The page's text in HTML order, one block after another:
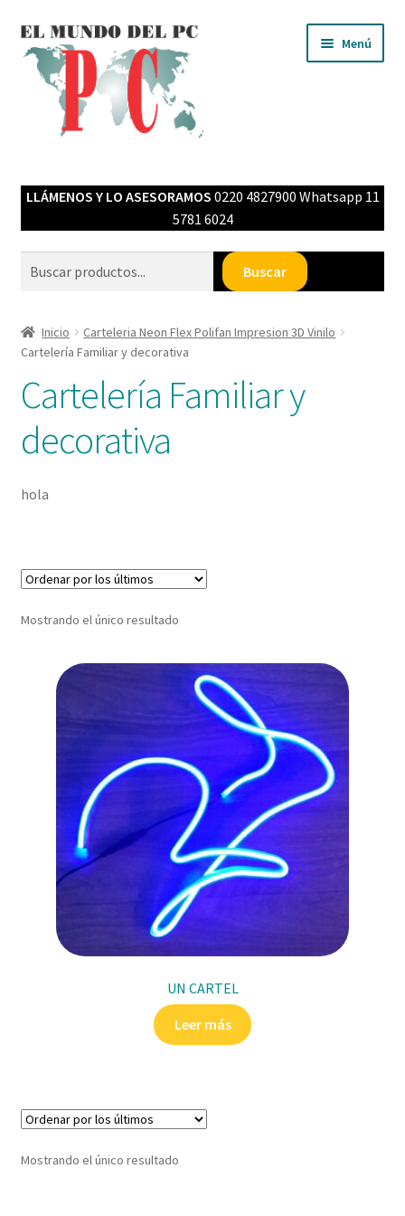
Ir
a
navegación
Ir
al
contenido
Menú
el
menú
LED NEON FLEX
LLÁMENOS Y LO ASESORAMOS 0220 4827900 Whatsapp 11
5781 6024
Buscar
Inicio
Carteleria Neon Flex Polifan Impresion 3D Vinilo
Cartelería Familiar y decorativa
Cartelería Familiar y
decorativa
hola
Mostrando el único resultado
UN CARTEL
Leer más
Mostrando el único resultado